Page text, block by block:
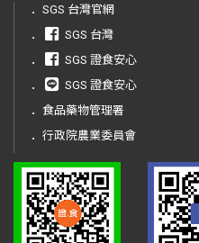
． SGS 台灣官網
．
SGS 台灣
．
SGS 證食安心
．
SGS 證食安心
． 食品藥物管理署
． 行政院農業委員會